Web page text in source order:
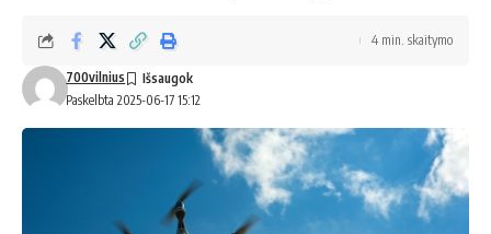
Paskelbta 2025-06-17 15:12
700vilnius
4 min. skaitymo